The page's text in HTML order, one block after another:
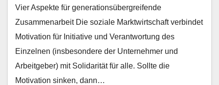
Vier Aspekte für generationsübergreifende
Zusammenarbeit Die soziale Marktwirtschaft verbindet
Motivation für Initiative und Verantwortung des
Einzelnen (insbesondere der Unternehmer und
Arbeitgeber) mit Solidarität für alle. Sollte die
Motivation sinken, dann…